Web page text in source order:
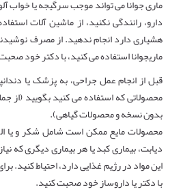
ماری جوانا می تواند موجب سرگیجه یا
دارو، رانندگی نکنید، از ماشین آلات
هشیاری دارد انجام ندهید. از مصرف
ماریجوانا استفاده می کنید، با دکتر خود
قبل از انجام عمل جراحی، به پزشک یا
محصولاتی که استفاده می کنید بگویید (از
بدون نسخه و محصولات گیاهی).
محصولات مایع ممکن است شامل شکر و یا
دیابت، بیماری کبد یا هر بیماری دیگری که
این مواد در رژیم غذایی دارد، احتیاط کنید.
با دکتر یا داروساز خود صحبت کنید.